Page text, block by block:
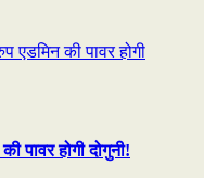
पावर होगी दोगुनी!